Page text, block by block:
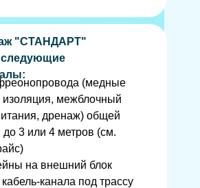
"СТАНДАРТ"
следующие
(медные
изоляция, межблочный
дренаж) общей
до 3 или 4 метров (см.
на внешний блок
канала под трассу